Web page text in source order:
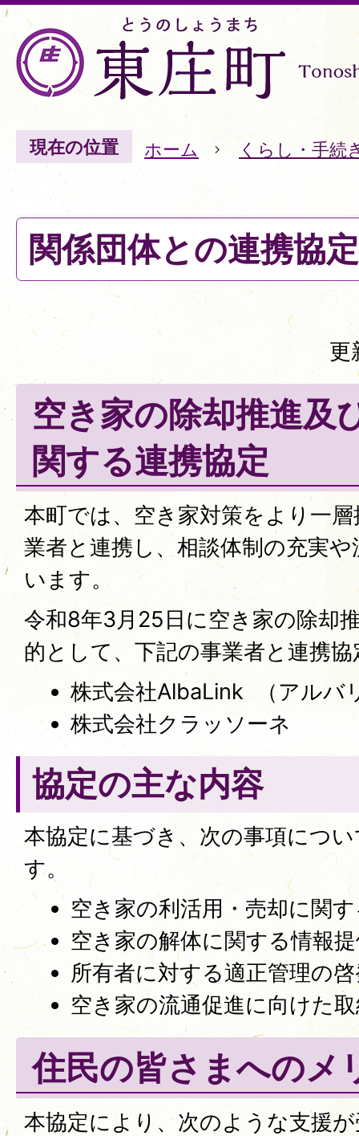
現在の位置 ホーム くらし・手続
関係団体との連携協定
更
空き家の除却推進及
関する連携協定
本町では、空き家対策をより一
業者と連携し、相談体制の充実
います。
令和8年3月25日に空き家の除却
的として、下記の事業者と連携
株式会社AlbaLink （アルバ
株式会社クラッソーネ
協定の主な内容
本協定に基づき、次の事項につ
す。
空き家の利活用・売却に関
空き家の解体に関する情報
所有者に対する適正管理の
空き家の流通促進に向けた
住民の皆さまへのメ
本協定により、次のような支援